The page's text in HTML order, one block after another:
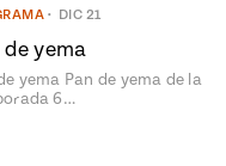
• DIC 21
de yema
yema Pan de yema de la
6…